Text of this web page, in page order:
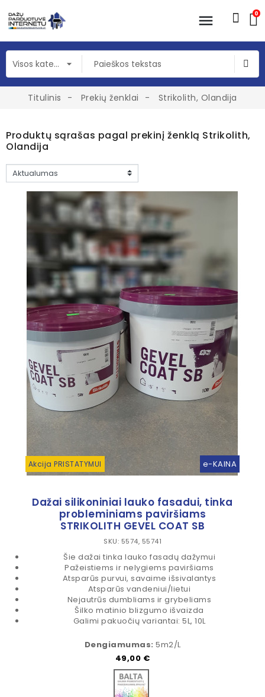
0
Titulinis Prekių ženklai Strikolith, Olandija
Produktų sąrašas pagal prekinį ženklą Strikolith,
Olandija
Akcija PRISTATYMUI e-KAINA
Dažai silikoniniai lauko fasadui, tinka
probleminiams paviršiams
STRIKOLITH GEVEL COAT SB
SKU: 5574, 55741
Šie dažai tinka lauko fasadų dažymui
Pažeistiems ir nelygiems paviršiams
Atsparūs purvui, savaime išsivalantys
Atsparūs vandeniui/lietui
Nejautrūs dumbliams ir grybeliams
Šilko matinio blizgumo išvaizda
Galimi pakuočių variantai: 5L, 10L
Dengiamumas: 5m2/L
Kaina
49,00 €
Bazė spalvinimui